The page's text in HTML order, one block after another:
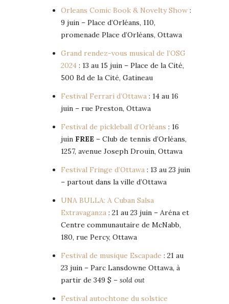
Orleans Comic Book & Novelty Show :
9 juin – Place d’Orléans, 110,
promenade Place d’Orléans, Ottawa
Grand rendez-vous musical de l’OSG
2024 : 13 au 15 juin – Place de la Cité,
500 Bd de la Cité, Gatineau
Festival Ferrari d’Ottawa : 14 au 16
juin – rue Preston, Ottawa
Festival de pickleball d’Orléans : 16
juin FREE – Club de tennis d’Orléans,
1257, avenue Joseph Drouin, Ottawa
Festival Fringe d’Ottawa : 13 au 23 juin
– partout dans la ville d’Ottawa
UNA BULLA: A Cuban Salsa
Extravaganza : 21 au 23 juin – Aréna et
Centre communautaire de McNabb,
180, rue Percy, Ottawa
Festival de musique Escapade : 21 au
23 juin – Parc Lansdowne Ottawa, à
partir de 349 $ – sold out
Festival autochtone du solstice